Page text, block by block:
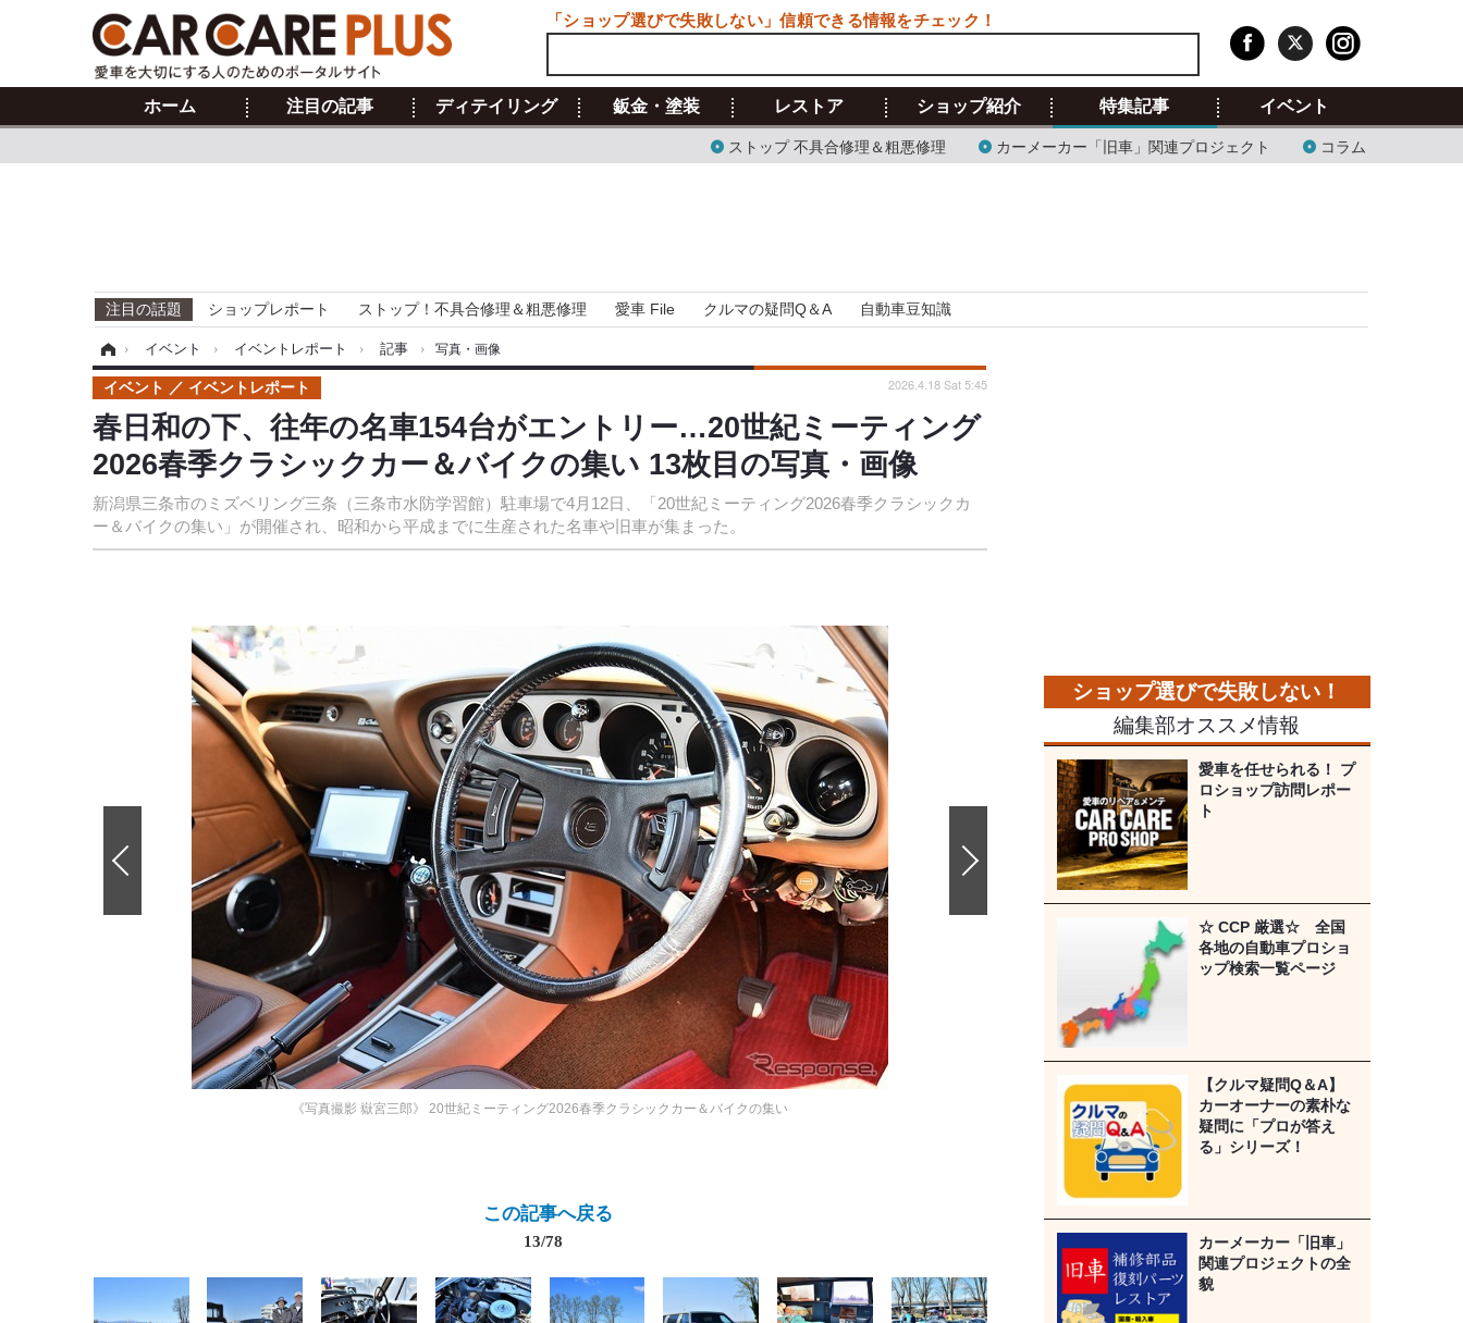
ホーム 注目の記事 ディテイリング 鈑金・塗装 レストア ショップ紹介 特集記事
ストップ 不具合修理＆粗悪修理 カーメーカー「旧車」関連プロジェクト コラム
イベント
注目の話題 ショップレポート ストップ！不具合修理＆粗悪修理 愛車 File クルマの疑問Q＆A 自動車豆知識
› イベント › イベントレポート › 記事 › 写真・画像
春日和の下、往年の名車154台がエントリー…20世紀ミーティング
2026春季クラシックカー＆バイクの集い 13枚目の写真・画像
新潟県三条市のミズベリング三条（三条市水防学習館）駐車場で4月12日、「20世紀ミーティング2026春季クラシックカ
ー＆バイクの集い」が開催され、昭和から平成までに生産された名車や旧車が集まった。
イベント イベントレポート 2026.4.18 Sat 5:45
《写真撮影 嶽宮三郎》 20世紀ミーティング2026春季クラシックカー＆バイクの集い
この記事へ戻る
13/78
編集部オススメ情報
愛車を任せられる！ プ
ロショップ訪問レポー
ト
☆ CCP 厳選☆ 全国
各地の自動車プロショ
ップ検索一覧ページ
【クルマ疑問Q＆A】
カーオーナーの素朴な
疑問に「プロが答え
る」シリーズ！
カーメーカー「旧車」
関連プロジェクトの全
貌
「ショップ選びで失敗しない」信頼できる情報をチェック！